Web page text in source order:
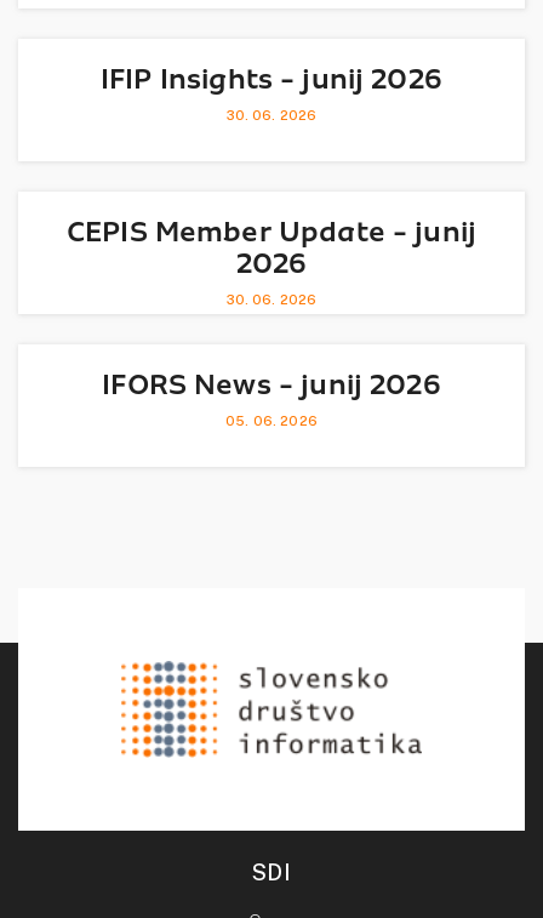
IFIP Insights - junij 2026
30. 06. 2026
CEPIS Member Update - junij
2026
30. 06. 2026
IFORS News - junij 2026
05. 06. 2026
SDI